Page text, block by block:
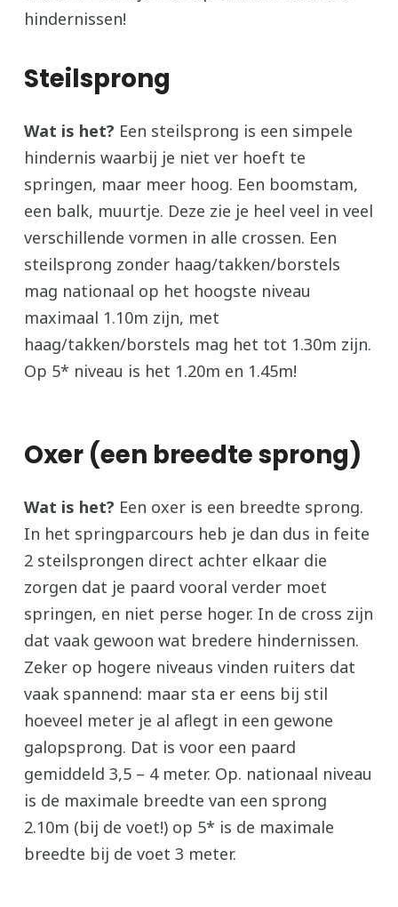
hindernissen!
Steilsprong
Wat is het? Een steilsprong is een simpele
hindernis waarbij je niet ver hoeft te
springen, maar meer hoog. Een boomstam,
een balk, muurtje. Deze zie je heel veel in veel
verschillende vormen in alle crossen. Een
steilsprong zonder haag/takken/borstels
mag nationaal op het hoogste niveau
maximaal 1.10m zijn, met
haag/takken/borstels mag het tot 1.30m zijn.
Op 5* niveau is het 1.20m en 1.45m!
Oxer (een breedte sprong)
Wat is het? Een oxer is een breedte sprong.
In het springparcours heb je dan dus in feite
2 steilsprongen direct achter elkaar die
zorgen dat je paard vooral verder moet
springen, en niet perse hoger. In de cross zijn
dat vaak gewoon wat bredere hindernissen.
Zeker op hogere niveaus vinden ruiters dat
vaak spannend: maar sta er eens bij stil
hoeveel meter je al aflegt in een gewone
galopsprong. Dat is voor een paard
gemiddeld 3,5 – 4 meter. Op. nationaal niveau
is de maximale breedte van een sprong
2.10m (bij de voet!) op 5* is de maximale
breedte bij de voet 3 meter.